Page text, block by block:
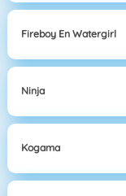
Fireboy En Watergirl
Ninja
Kogama